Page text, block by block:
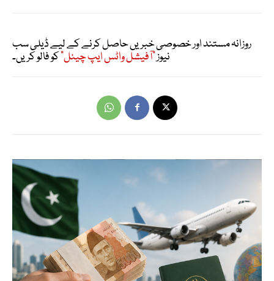
روزانہ مستند اور خصوصی خبریں حاصل کرنے کے لیے ڈیلی سب
نیوز"آفیشل واٹس ایپ چینل"کو فالو کریں۔